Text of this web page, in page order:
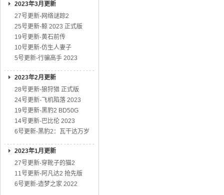
2023年3月更新
27号更新-网络谜踪2
25号更新-鲸 2023 正式版
19号更新-黄石前传
10号更新-仿生人妻子
5号更新-行骗高手 2023
2023年2月更新
28号更新-狼狩猎 正式版
24号更新-飞机陷落 2023
19号更新-黑豹2 BD50G
14号更新-巴比伦 2023
6号更新-黑豹2：瓦干达万岁
2023年1月更新
27号更新-穿靴子的猫2
11号更新-阿凡达2 抢先版
6号更新-造梦之家 2022